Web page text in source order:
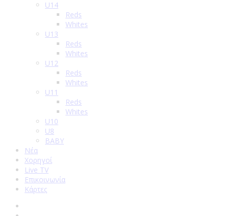
U14
Reds
Whites
U13
Reds
Whites
U12
Reds
Whites
U11
Reds
Whites
U10
U8
BABY
Νέα
Χορηγοί
Live TV
Επικοινωνία
Κάρτες